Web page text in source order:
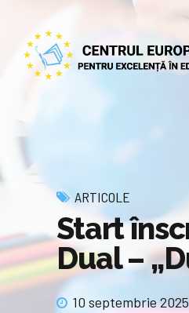
ARTICOLE
Start
Dual –
10 septembrie 2025